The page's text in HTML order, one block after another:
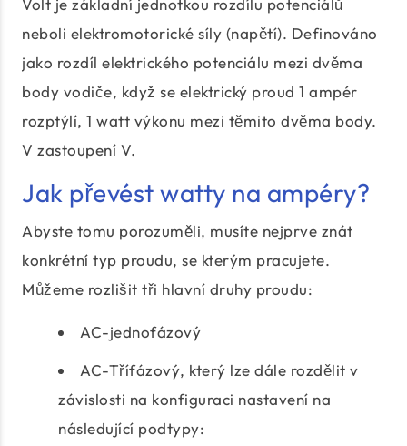
Volt je základní jednotkou rozdílu potenciálů
neboli elektromotorické síly (napětí). Definováno
jako rozdíl elektrického potenciálu mezi dvěma
body vodiče, když se elektrický proud 1 ampér
rozptýlí, 1 watt výkonu mezi těmito dvěma body.
V zastoupení V.
Jak převést watty na ampéry?
Abyste tomu porozuměli, musíte nejprve znát
konkrétní typ proudu, se kterým pracujete.
Můžeme rozlišit tři hlavní druhy proudu:
AC-jednofázový
AC-Třífázový, který lze dále rozdělit v
závislosti na konfiguraci nastavení na
následující podtypy: